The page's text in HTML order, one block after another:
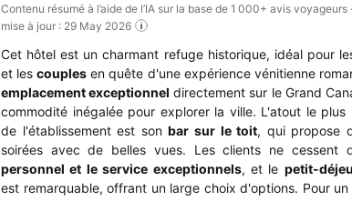
Contenu résumé à l’aide de l’IA sur la base de 1 000+ avis voyageurs
mise à jour : 29 May 2026
Cet hôtel est un charmant refuge historique, idéal pour
et lescouples en quête d'une expérience vénitienne
emplacement exceptionnel directement sur le Grand
commodité inégalée pour explorer la ville. L'atout le plus
de l'établissement est sonbar sur le toit, qui propose
soirées avec de belles vues. Les clients ne cessent
personnel et le service exceptionnels, et le petit-
est remarquable, offrant un large choix d'options. Pour un